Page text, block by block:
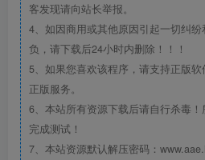
客发现请向站长举报。
4、如因商用或其他原因引起一切纠
负，请下载后24小时内删除！！！
5、如果您喜欢该程序，请支持正版
正版服务。
6、本站所有资源下载后请自行杀毒
完成测试！
7、本站资源默认解压密码：